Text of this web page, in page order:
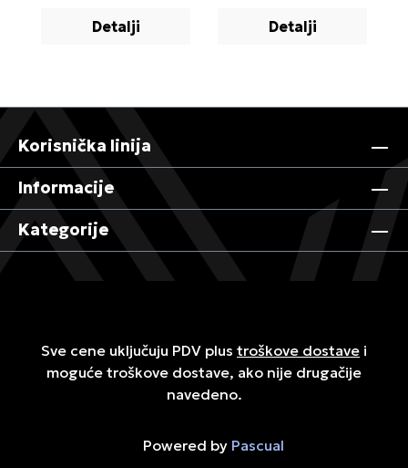
Detalji Detalji
Korisnička linija
Informacije
Kategorije
Sve cene uključuju PDV plus troškove dostave i
moguće troškove dostave, ako nije drugačije
navedeno.
Powered by Pascual